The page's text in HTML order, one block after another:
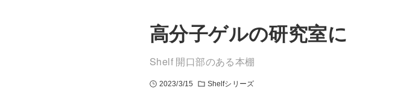
高分子ゲルの研究室に
Shelf 開口部のある本棚
2023/3/15 Shelfシリーズ